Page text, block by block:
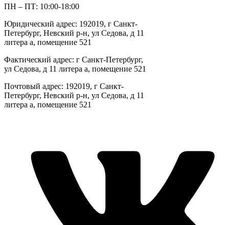
ПН – ПТ: 10:00-18:00
Юридический адрес: 192019, г Санкт-
Петербург, Невский р-н, ул Седова, д 11
литера а, помещение 521
Фактический адрес: г Санкт-Петербург,
ул Седова, д 11 литера а, помещение 521
Почтовый адрес: 192019, г Санкт-
Петербург, Невский р-н, ул Седова, д 11
литера а, помещение 521